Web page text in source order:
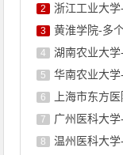
2 浙江工业大
3 黄淮学院-多
4 湖南农业大学-香
5 华南农业大学-
6 上海市东方医
7 广州医科大
8 温州医科大